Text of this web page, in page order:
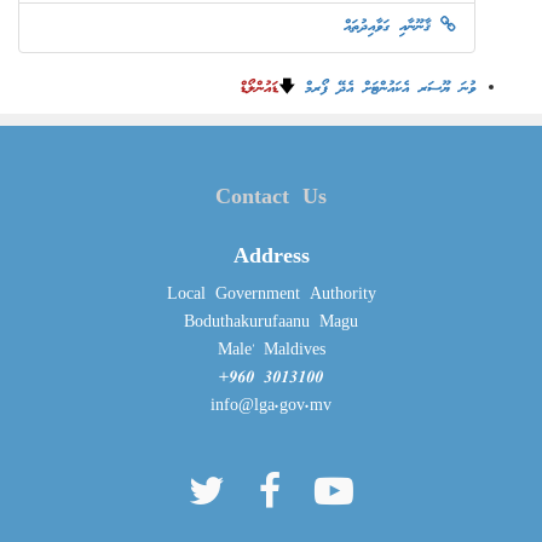
ޤާނޫނާއި ގަވާއިދުތައް
ވުނަ ޔޫސަރ އެކައުންޓަށް އެދޭ ފޯރމް 🡇ޑައުންލޯޑް
Contact Us
Address
Local Government Authority
Boduthakurufaanu Magu
Male' Maldives
+960 3013100
info@lga.gov.mv